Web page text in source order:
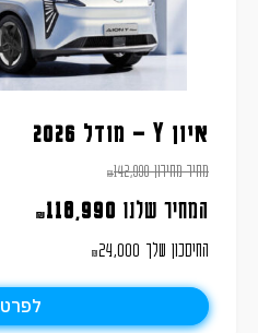
איון Y – מודל 2026
מחיר מחירון ₪142,990
המחיר שלנו ₪118,990
החיסכון שלך ₪24,000